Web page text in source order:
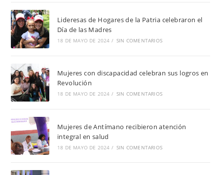
Lideresas de Hogares de la Patria celebraron el
Día de las Madres
18 DE MAYO DE 2024 / SIN COMENTARIOS
Mujeres con discapacidad celebran sus logros en
Revolución
18 DE MAYO DE 2024 / SIN COMENTARIOS
Mujeres de Antímano recibieron atención
integral en salud
18 DE MAYO DE 2024 / SIN COMENTARIOS